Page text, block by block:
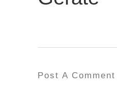
Post A Comment